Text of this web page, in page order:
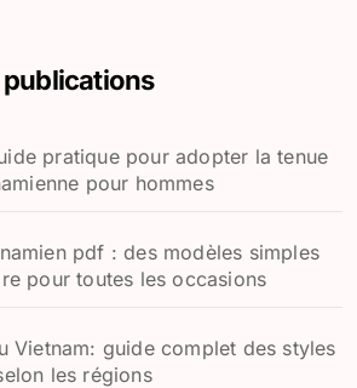
publications
pratique pour adopter la tenue
pour hommes
pdf : des modèles simples
pour toutes les occasions
Vietnam: guide complet des styles
les régions